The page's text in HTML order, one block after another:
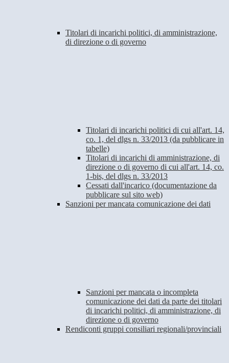
Titolari di incarichi politici, di amministrazione,
di direzione o di governo
Titolari di incarichi politici di cui all'art. 14,
co. 1, del dlgs n. 33/2013 (da pubblicare in
tabelle)
Titolari di incarichi di amministrazione, di
direzione o di governo di cui all'art. 14, co.
1-bis, del dlgs n. 33/2013
Cessati dall'incarico (documentazione da
pubblicare sul sito web)
Sanzioni per mancata comunicazione dei dati
Sanzioni per mancata o incompleta
comunicazione dei dati da parte dei titolari
di incarichi politici, di amministrazione, di
direzione o di governo
Rendiconti gruppi consiliari regionali/provinciali